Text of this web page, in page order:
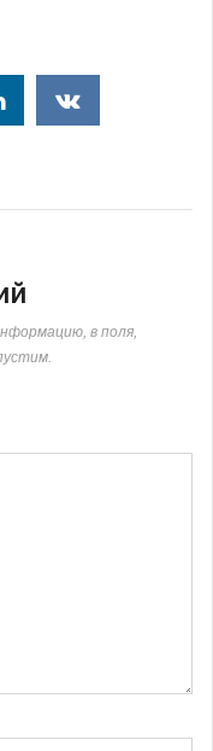
в поля,